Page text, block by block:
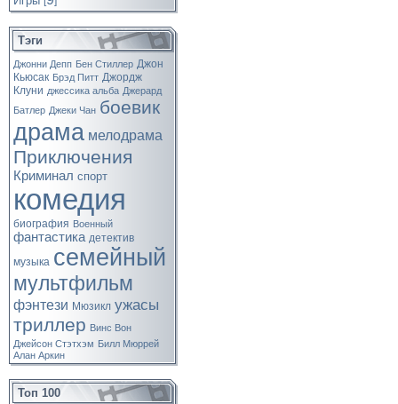
Тэги
Джонни Депп Бен Стиллер Джон
Кьюсак Брэд Питт Джордж
Клуни джессика альба Джерард
Батлер Джеки Чан боевик
драма мелодрама
Приключения
Криминал спорт
комедия
биография Военный
фантастика детектив
музыка семейный
мультфильм
фэнтези Мюзикл ужасы
триллер Винс Вон
Джейсон Стэтхэм Билл Мюррей
Алан Аркин
Топ 100